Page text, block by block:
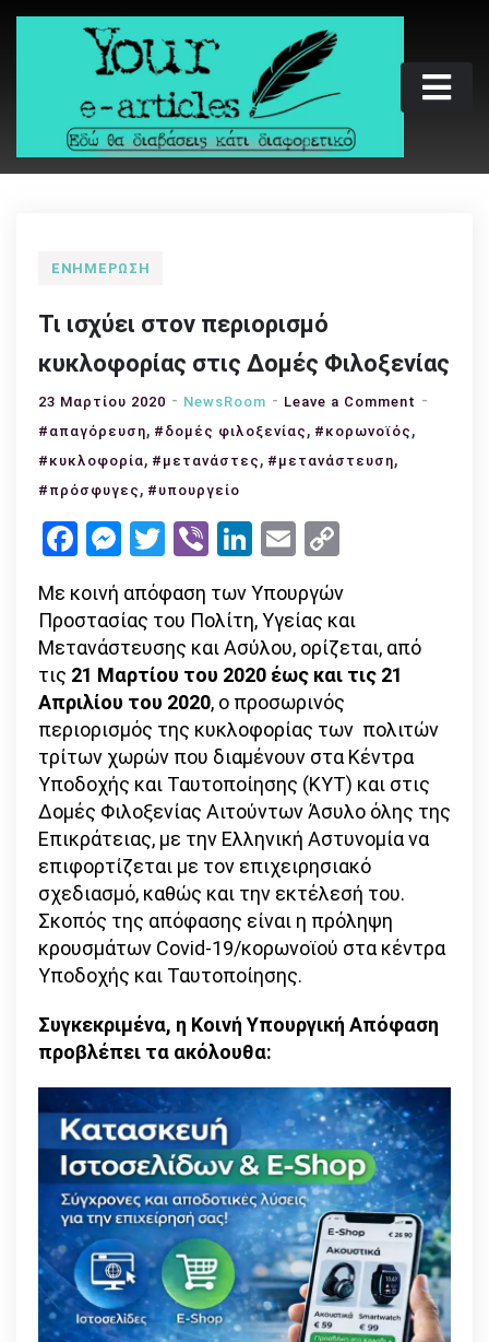
Skip
Your e-articles
Εδώ θα διαβάσεις κάτι διαφορετικό
ΕΝΗΜΈΡΩΣΗ
Τι ισχύει στον περιορισμό
κυκλοφορίας στις Δομές Φιλοξενίας
23 Μαρτίου 2020 NewsRoom Leave a Comment on
#απαγόρευση, #δομές φιλοξενίας , #κορωνοϊός ,
#κυκλοφορία, #μετανάστες , #μετανάστευση,
#πρόσφυγες , #υπουργείο
Facebook
Messenger
Twitter
ViberLinkedIn
Email
Με κοινή απόφαση των Υπουργών
Προστασίας του Πολίτη, Υγείας και
Μετανάστευσης και Ασύλου, ορίζεται, από
τις 21 Μαρτίου του 2020 έως και τις 21
Απριλίου του 2020, ο προσωρινός
περιορισμός της κυκλοφορίας των πολιτών
τρίτων χωρών που διαμένουν στα Κέντρα
Υποδοχής και Ταυτοποίησης (ΚΥΤ) και στις
Δομές Φιλοξενίας Αιτούντων Άσυλο όλης της
Επικράτειας, με την Ελληνική Αστυνομία να
επιφορτίζεται με τον επιχειρησιακό
σχεδιασμό, καθώς και την εκτέλεσή του.
Σκοπός της απόφασης είναι η πρόληψη
κρουσμάτων Covid-19/κορωνοϊού στα κέντρα
Υποδοχής και Ταυτοποίησης.
Συγκεκριμένα, η Κοινή Υπουργική Απόφαση
προβλέπει τα ακόλουθα: